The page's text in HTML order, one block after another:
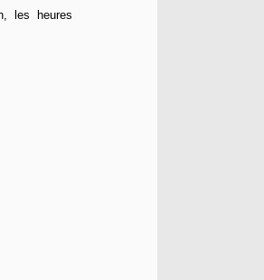
les heures